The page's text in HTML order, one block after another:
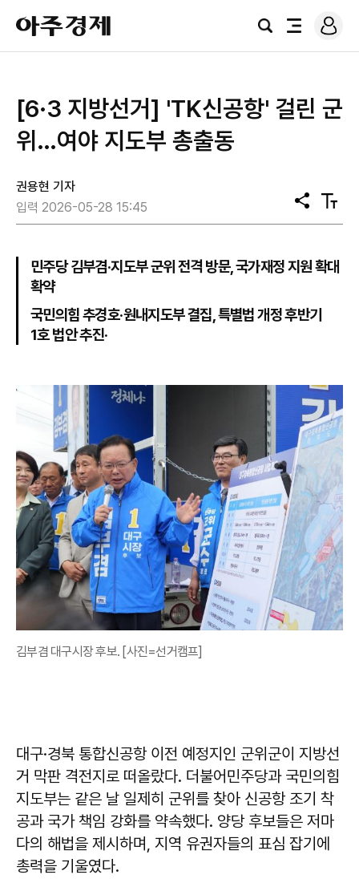
아
주
경
검
전
로
그
[6·3 지방선거] 'TK신공항' 걸린 군
위…여야 지도부 총출동
권용현 기자
입력 2026-05-28 15:45
공
유
텍
스
기
민주당 김부겸·지도부 군위 전격 방문, 국가재정 지원 확대
확약
국민의힘 추경호·원내지도부 결집, 특별법 개정 후반기
1호 법안 추진·
김부겸 대구시장 후보. [사진=선거캠프]
대구·경북 통합신공항 이전 예정지인 군위군이 지방선
거 막판 격전지로 떠올랐다. 더불어민주당과 국민의힘
지도부는 같은 날 일제히 군위를 찾아 신공항 조기 착
공과 국가 책임 강화를 약속했다. 양당 후보들은 저마
다의 해법을 제시하며, 지역 유권자들의 표심 잡기에
총력을 기울였다.